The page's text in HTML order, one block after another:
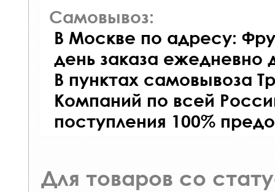
Самовывоз:
В Москве по адресу:
день заказа ежедневно
В пунктах самовывоза
Компаний по всей
поступления 100%
Для товаров со